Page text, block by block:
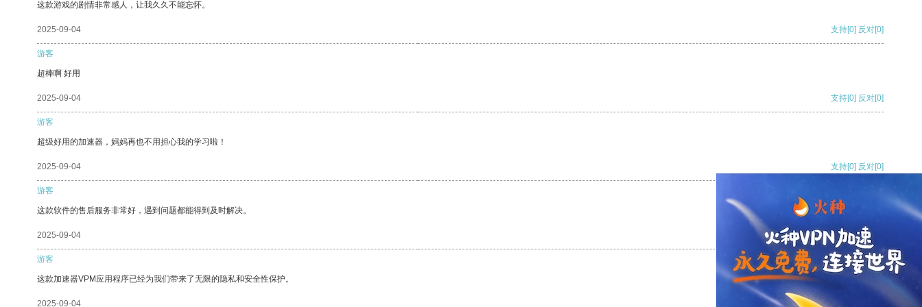
这款游戏的剧情非常感人，让我久久不能忘怀。
2025-09-04 支持[0] 反对[0]
游客
超棒啊 好用
2025-09-04 支持[0] 反对[0]
游客
超级好用的加速器，妈妈再也不用担心我的学习啦！
2025-09-04 支持[0] 反对[0]
游客
这款软件的售后服务非常好，遇到问题都能得到及时解决。
2025-09-04 支持[0] 反对
游客
这款加速器VPM应用程序已经为我们带来了无限的隐私和安全性保护。
2025-09-04 支持